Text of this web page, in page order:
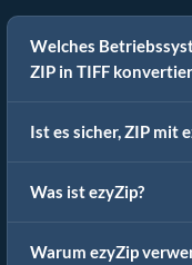
Welches
ZIP in TIFF
Ist es sicher, ZIP mit
Was ist ezyZip?
Warum ezyZip